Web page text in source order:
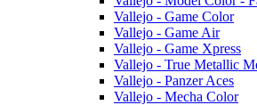
Vallejo - Game Color
Vallejo - Game Air
Vallejo - Game Xpress
Vallejo - True Metallic
Vallejo - Panzer Aces
Vallejo - Mecha Color